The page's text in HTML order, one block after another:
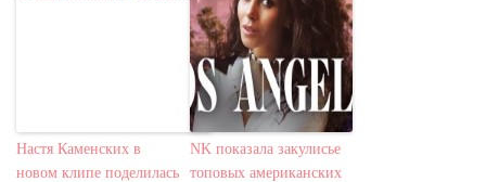
Настя Каменских в
новом клипе поделилась
NK показала закулисье
топовых американских